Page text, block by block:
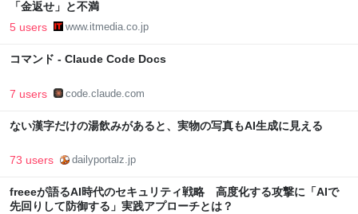
「金返せ」と不満
5 users www.itmedia.co.jp
コマンド - Claude Code Docs
7 users code.claude.com
ない漢字だけの湯飲みがあると、実物の写真もAI生成に見える
73 users dailyportalz.jp
freeeが語るAI時代のセキュリティ戦略 高度化する攻撃に「AIで
先回りして防御する」実践アプローチとは？